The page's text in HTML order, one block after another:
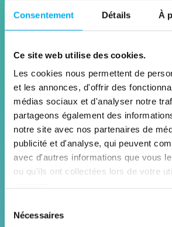
Consentement Détails À
Ce site web utilise des cookies.
Les cookies nous permettent de
et les annonces, d'offrir des
médias sociaux et d'analyser notre
partageons également des
notre site avec nos partenaires de
publicité et d'analyse, qui peuvent
avec d'autres informations que vous
ou qu'ils ont collectées lors de votre
Nécessaires
exploitent cette data
vos enjeux
ANALYTICS
Visualisez, analysez et